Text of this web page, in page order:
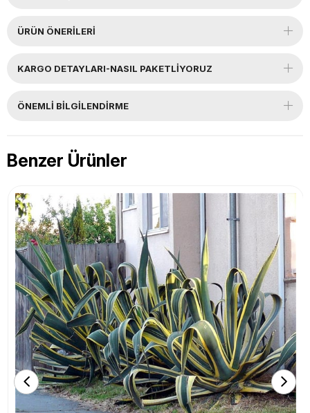
ÜRÜN ÖNERILERI
KARGO DETAYLARI-NASIL PAKETLİYORUZ
ÖNEMLI BILGILENDIRME
Benzer Ürünler